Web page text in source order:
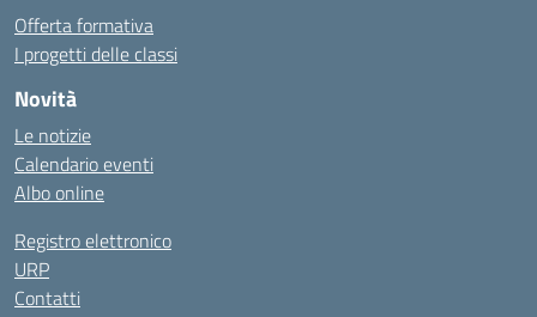
Offerta formativa
I progetti delle classi
Novità
Le notizie
Calendario eventi
Albo online
Registro elettronico
URP
Contatti